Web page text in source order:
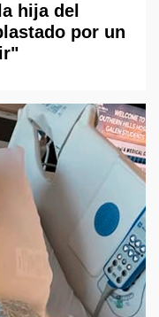
hija del
por un